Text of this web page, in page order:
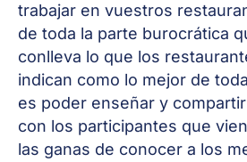
trabajar en vuestros
de toda la parte burocrática
conlleva lo que los
indican como lo mejor de
es poder enseñar y
con los participantes que
las ganas de conocer a los